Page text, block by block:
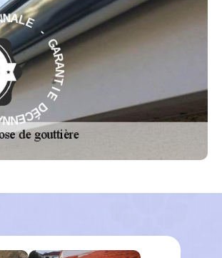
- G
AR
A
N
T
I
E
D
É
C
E
N
N
A
L
E